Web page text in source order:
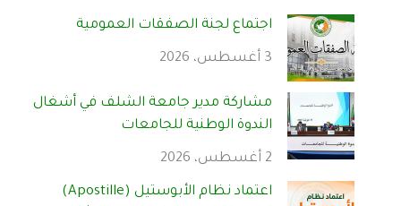
اجتماع لجنة الصفقات العمومية
3 أغسطس، 2026
مشاركة مدير جامعة الشلف في أشغال
الندوة الوطنية للجامعات
2 أغسطس، 2026
اعتماد نظام الأبوستيل (Apostille)